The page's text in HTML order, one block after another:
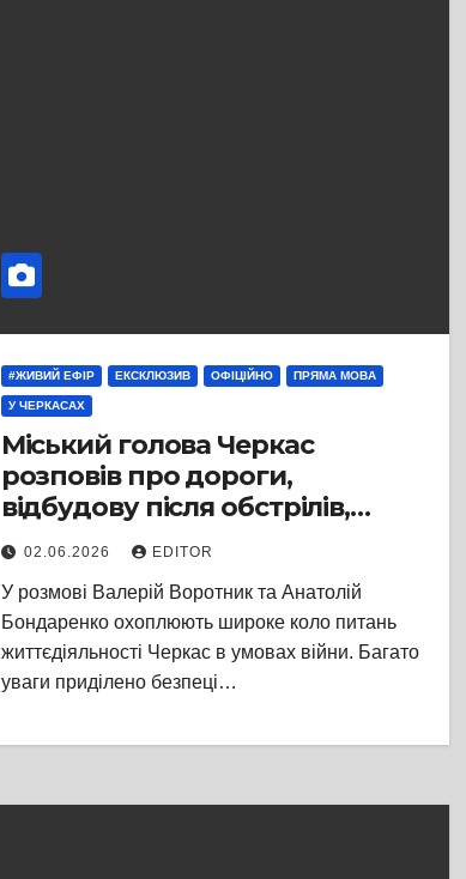
#ЖИВИЙ ЕФІР ЕКСКЛЮЗИВ ОФІЦІЙНО ПРЯМА МОВА
У ЧЕРКАСАХ
Міський голова Черкас
розповів про дороги,
відбудову після обстрілів,
майбутнє приміських громад і
городик для військкома
02.06.2026 EDITOR
У розмові Валерій Воротник та Анатолій
Бондаренко охоплюють широке коло питань
життєдіяльності Черкас в умовах війни. Багато
уваги приділено безпеці…